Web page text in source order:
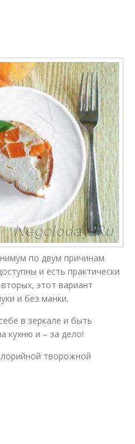
Блюда из тыквы
Выпечка с тыквой
Тыква с мясом
Десерт из тыквы
Запеканка с творогом
по двум причинам.
и есть практически
этот вариант
и без манки.
в зеркале и быть
кухню и – за дело!
творожной